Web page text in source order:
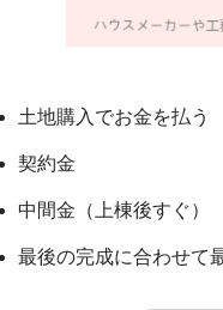
土地購入でお金を払う
契約金
中間金（上棟後すぐ）
最後の完成に合わせて